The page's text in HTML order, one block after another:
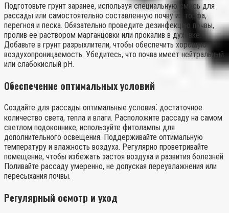
Подготовьте грунт заранее, используя специальную смесь для
рассады или самостоятельно составленную почву из торфа,
перегноя и песка. Обязательно проведите дезинфекцию почвы,
пролив ее раствором марганцовки или прокалив в духовке.
Добавьте в грунт разрыхлители, чтобы обеспечить хорошую
воздухопроницаемость. Убедитесь, что почва имеет нейтральный
или слабокислый pH.
Обеспечение оптимальных условий
Создайте для рассады оптимальные условия⁚ достаточное
количество света, тепла и влаги. Расположите рассаду на самом
светлом подоконнике, используйте фитолампы для
дополнительного освещения. Поддерживайте оптимальную
температуру и влажность воздуха. Регулярно проветривайте
помещение, чтобы избежать застоя воздуха и развития болезней.
Поливайте рассаду умеренно, не допуская переувлажнения или
пересыхания почвы.
Регулярный осмотр и уход